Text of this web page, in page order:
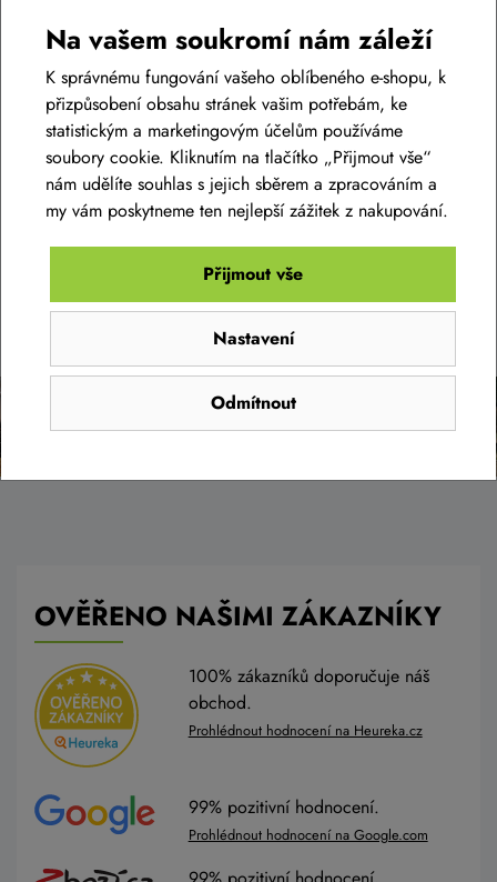
Jsme cube premium dealer
Díky splnění všech podmínek jsme se dostali do prestižní
kategorie obchodů v kategorii CUBE PREMIUM DEALER.
Číst článek
SLEDUJTE NÁŠ INSTAGRAM
@bikelife.cz
OVĚŘENO NAŠIMI ZÁKAZNÍKY
100% zákazníků doporučuje náš
obchod.
Prohlédnout hodnocení na Heureka.cz
99% pozitivní hodnocení.
Prohlédnout hodnocení na Google.com
Na vašem soukromí nám záleží
K správnému fungování vašeho oblíbeného e-shopu, k
přizpůsobení obsahu stránek vašim potřebám, ke
statistickým a marketingovým účelům používáme
soubory cookie. Kliknutím na tlačítko „Přijmout vše“
nám udělíte souhlas s jejich sběrem a zpracováním a
my vám poskytneme ten nejlepší zážitek z nakupování.
Odmítnout
Nastavení
Přijmout vše